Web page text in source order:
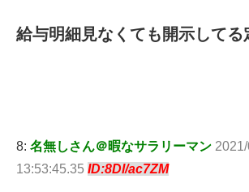
給与明細見なくても開示してる
8: 名無しさん＠暇なサラリーマン
13:53:45.35 ID:8Dl/ac7ZM